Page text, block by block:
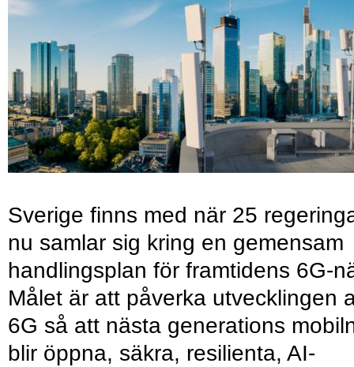
Sverige finns med när 25
nu samlar sig kring en gemensam
handlingsplan för framtidens 6G-
Målet är att påverka utvecklingen
6G så att nästa generations
blir öppna, säkra, resilienta, AI-